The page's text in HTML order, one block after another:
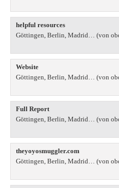
helpful resources
Göttingen, Berlin, Madrid… (von
Website
Göttingen, Berlin, Madrid… (von
Full Report
Göttingen, Berlin, Madrid… (von
theyoyosmuggler.com
Göttingen, Berlin, Madrid… (von